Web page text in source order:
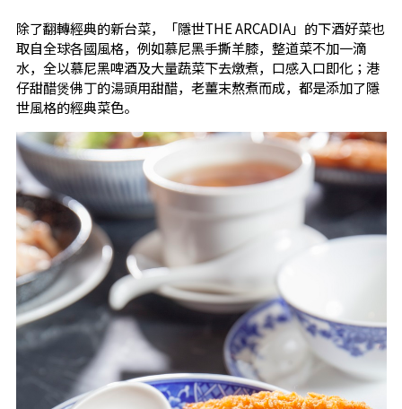
除了翻轉經典的新台菜，「隱世THE ARCADIA」的下酒好菜也
取自全球各國風格，例如慕尼黑手撕羊膝，整道菜不加一滴
水，全以慕尼黑啤酒及大量蔬菜下去燉煮，口感入口即化；港
仔甜醋煲佛丁的湯頭用甜醋，老薑末熬煮而成，都是添加了隱
世風格的經典菜色。